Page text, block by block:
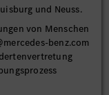
und Neuss.
von Menschen
benz.com